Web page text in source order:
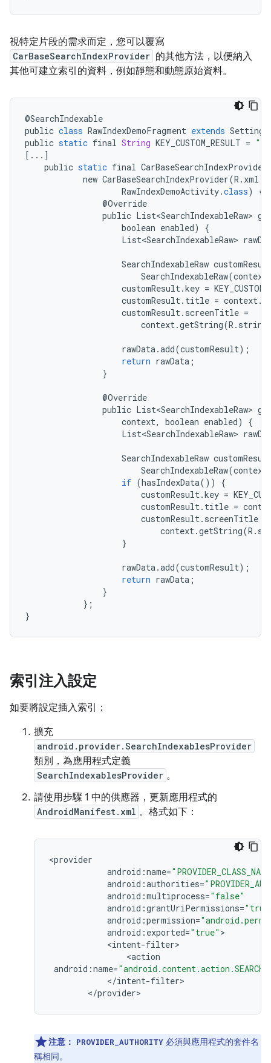
視特定片段的需求而定，您可以覆寫
CarBaseSearchIndexProvider 的其他方法，以便納入
其他可建立索引的資料，例如靜態和動態原始資料。
@SearchIndexable
public class RawIndexDemoFragment extends
public static final String KEY_CUSTOM_RESULT =
[ ... ]
public static final CarBaseSearchIndexProvider
new CarBaseSearchIndexProvider(R . xml
RawIndexDemoActivity.class)
{
@Override
public List<SearchIndexableRaw>
boolean enabled)
{
List<SearchIndexableRaw>
SearchIndexableRaw
SearchIndexableRaw(context
customResult.key =
customResult. title = context.
customResult. screenTitle =
context.getString(R . string
rawData.add(customResult);
return rawData ;
}
@Override
public List<SearchIndexableRaw>
context, boolean enabled)
{
List<SearchIndexableRaw>
SearchIndexableRaw
SearchIndexableRaw(context
if (hasIndexData())
{
customResult.key =
customResult. title =
customResult. screenTitle
context.getString(R .
}
rawData.add(customResult);
return rawData ;
}
};
}
索引注入設定
如要將設定插入索引：
擴充
android.provider.SearchIndexablesProvider
類別，為應用程式定義
SearchIndexablesProvider 。
請使用步驟 1 中的供應器，更新應用程式的
AndroidManifest.xml 。格式如下：
<provider
android :name=
android :authorities=
android :multiprocess="false"
android :grantUriPermissions=
android :permission=
android : exported="true"
<intent-filter
<action
android :name=
</intent-filter
</provider>
注意： PROVIDER_AUTHORITY 必須與應用程式的套件名
稱相同。